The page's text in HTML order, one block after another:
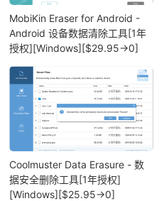
MobiKin Eraser for Android -
Android 设备数据清除工具[1年
授权][Windows][$29.95→0]
Coolmuster Data Erasure - 数
据安全删除工具[1年授权]
[Windows][$25.95→0]